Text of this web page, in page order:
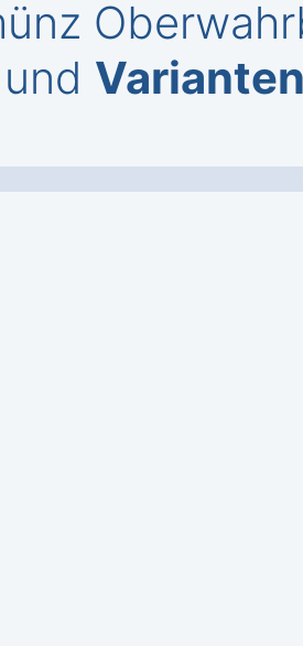
und Varianten